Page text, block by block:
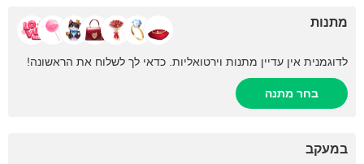
מתנות
לדוגמנית אין עדיין מתנות וירטואליות. כדאי לך לשלוח את הראשונה!
בחר מתנה
במעקב